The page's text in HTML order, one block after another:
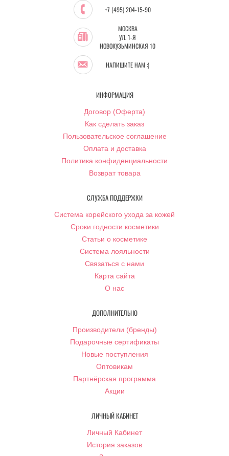
+7 (495) 204-15-90
МОСКВА
УЛ. 1-Я
НОВОКУЗЬМИНСКАЯ 10
НАПИШИТЕ НАМ :)
ИНФОРМАЦИЯ
Договор (Оферта)
Как сделать заказ
Пользовательское соглашение
Оплата и доставка
Политика конфиденциальности
Возврат товара
СЛУЖБА ПОДДЕРЖКИ
Система корейского ухода за кожей
Сроки годности косметики
Статьи о косметике
Система лояльности
Связаться с нами
Карта сайта
О нас
ДОПОЛНИТЕЛЬНО
Производители (бренды)
Подарочные сертификаты
Новые поступления
Оптовикам
Партнёрская программа
Акции
ЛИЧНЫЙ КАБИНЕТ
Личный Кабинет
История заказов